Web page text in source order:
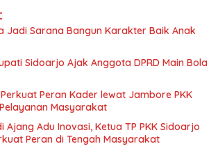
Jadi Sarana Bangun Karakter Baik Anak
Sidoarjo Ajak Anggota DPRD Main Bola
Peran Kader lewat Jambore PKK
Masyarakat
Ajang Adu Inovasi, Ketua TP PKK Sidoarjo
Peran di Tengah Masyarakat